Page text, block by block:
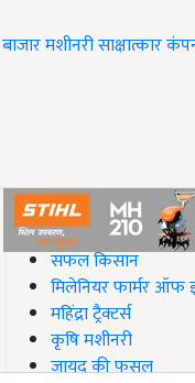
बाजारमशीनरीसाक्षात्कार
#Top on Krishi Jagran
सफल किसान
मिलेनियर फार्मर ऑफ
महिंद्रा ट्रैक्टर्स
कृषि मशीनरी
जायद की फसल